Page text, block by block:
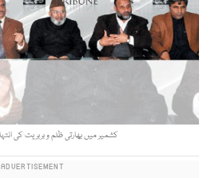
کشمیر میں بھارتی ظلم و بربریت کی